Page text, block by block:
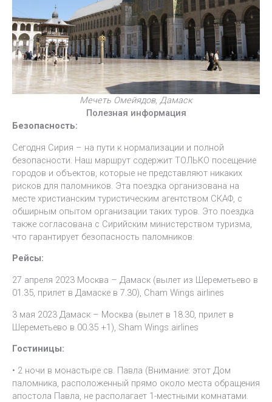
Мечеть Омейядов, Дамаск
Полезная информация
Безопасность:
Сегодня Сирия – на пути к нормализации и полной
безопасности. Наш маршрут содержит ТОЛЬКО посещение
городов и объектов, которые не представляют никаких
рисков для паломников. Эта поездка организована на
месте христианским туристическим агентством СКАФ, с
обширным опытом организации таких туров. Это поездка
также согласована с Сирийским министерством туризма,
что гарантирует безопасность паломников.
Рейсы:
27 апреля 2023 Москва – Дамаск (вылет из Шереметьево в
01.35, прилет в Дамаске в 7.30), Cham Wings airlines
3 мая 2023 Дамаск – Москва (вылет в 18.30, прилет в
Шереметьево в 00.35 +1), Sham Wings airlines
Гостиницы:
• 2 ночи в монастыре св. Павла (Внимание: этот Дом
паломника, расположенный прямо около места обращения
апостола Павла, не располагает 1-местными комнатами.